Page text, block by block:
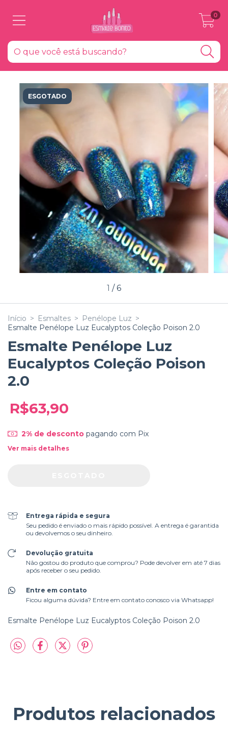
0
ESGOTADO
1 /6
Início > Esmaltes > Penélope Luz >
Esmalte Penélope Luz Eucalyptos Coleção Poison 2.0
Esmalte Penélope Luz
Eucalyptos Coleção Poison
2.0
R$63,90
2% de descontopagando com Pix
Ver mais detalhes
Entrega rápida e segura
Seu pedido é enviado o mais rápido possível. A entrega é garantida
ou devolvemos o seu dinheiro.
Devolução gratuita
Não gostou do produto que comprou? Pode devolver em até 7 dias
após receber o seu pedido.
Entre em contato
Ficou alguma dúvida? Entre em contato conosco via Whatsapp!
Esmalte Penélope Luz Eucalyptos Coleção Poison 2.0
Produtos relacionados